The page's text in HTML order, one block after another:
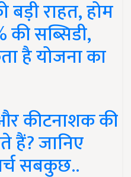
बड़ी राहत, होम
की सब्सिडी,
है योजना का
कीटनाशक की
हैं? जानिए
सबकुछ..